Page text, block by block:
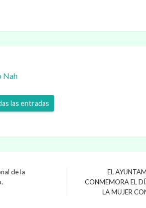
Nah
las entradas
de la
Entrada
siguiente
EL
CONMEMORA EL
LA MUJER